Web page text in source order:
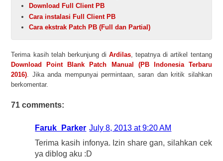
Download Full Client PB
Cara instalasi Full Client PB
Cara ekstrak Patch PB (Full dan Partial)
Terima kasih telah berkunjung diArdilas , tepatnya di artikel tentang
Download Point Blank Patch Manual (PB Indonesia Terbaru
2016) . Jika anda mempunyai permintaan, saran dan kritik silahkan
berkomentar.
71 comments:
Faruk_Parker July 8, 2013 at 9:20 AM
Terima kasih infonya. Izin share gan, silahkan cek
ya diblog aku :D